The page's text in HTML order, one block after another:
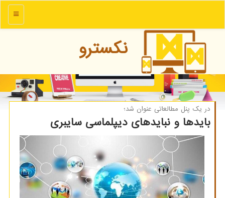
منو
نكسترو
در یك پنل مطالعاتی عنوان شد؛
بایدها و نبایدهای دیپلماسی سایبری